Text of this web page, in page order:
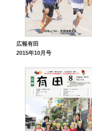
広報有田
2015年10月号